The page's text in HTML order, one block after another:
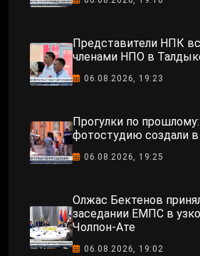
Представители НПК
членами НПО в
06.08.2026, 19:23
Прогулки по
фотостудию создали
06.08.2026, 19:25
Олжас Бектенов
заседании ЕМПС в
Чолпон-Ате
06.08.2026, 19:02